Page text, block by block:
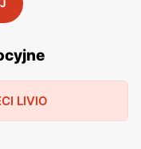
mogą być na
Livio
co jest wyrazem
producentów i
znaleźć szeroki
LIVIO